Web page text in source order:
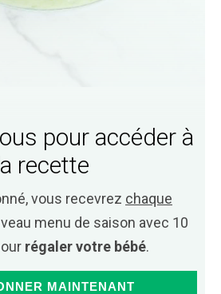
pour accéder à
recette
vous recevrez chaque
menu de saison avec 10
régaler votre bébé.
MAINTENANT